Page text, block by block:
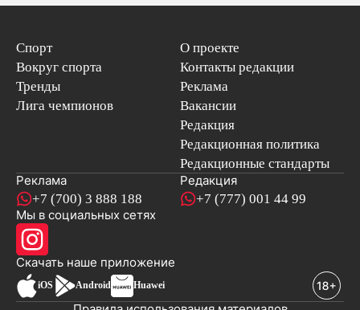
Спорт
Вокруг спорта
Тренды
Лига чемпионов
О проекте
Контакты редакции
Реклама
Вакансии
Редакция
Редакционная политика
Редакционные стандарты
Реклама
+7 (700) 3 888 188
Редакция
+7 (777) 001 44 99
Мы в социальных сетях
Скачать наше приложениеновостей
iOS Android Huawei